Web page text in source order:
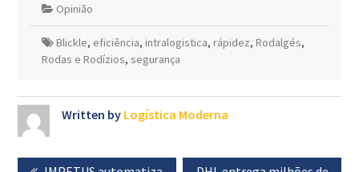
Opinião
Blickle, eficiência, intralogistica, rápidez, Rodalgés,
Rodas e Rodízios, segurança
Written by Logística Moderna
Navegação